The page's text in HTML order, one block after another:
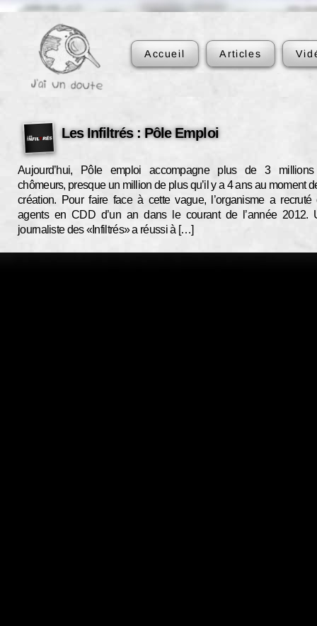
Accueil Articles
Les Infiltrés : Pôle Emploi
Aujourd’hui, Pôle emploi accompagne plus de 3
chômeurs, presque un million de plus qu’il y a 4 ans au moment
création. Pour faire face à cette vague, l’organisme a recruté
agents en CDD d’un an dans le courant de l’année 2012.
journaliste des «Infiltrés» a réussi à […]